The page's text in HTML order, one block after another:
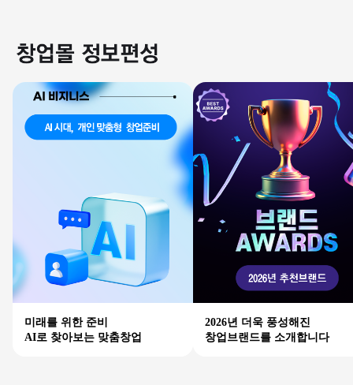
미래를 위한 준비
AI로 찾아보는 맞춤창업
2026년 더욱 풍성해진
창업브랜드를 소개합니다